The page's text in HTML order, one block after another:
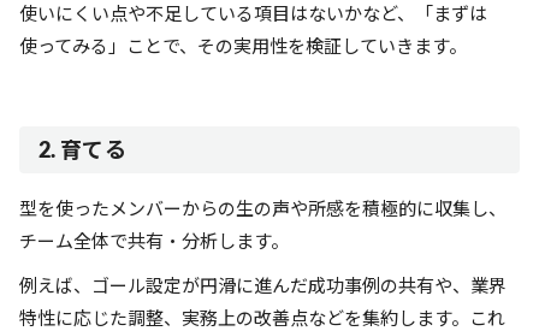
使いにくい点や不足している項目はないかなど、「まずは
使ってみる」ことで、その実用性を検証していきます。
2. 育てる
型を使ったメンバーからの生の声や所感を積極的に収集し、
チーム全体で共有・分析します。
例えば、ゴール設定が円滑に進んだ成功事例の共有や、業界
特性に応じた調整、実務上の改善点などを集約します。これ